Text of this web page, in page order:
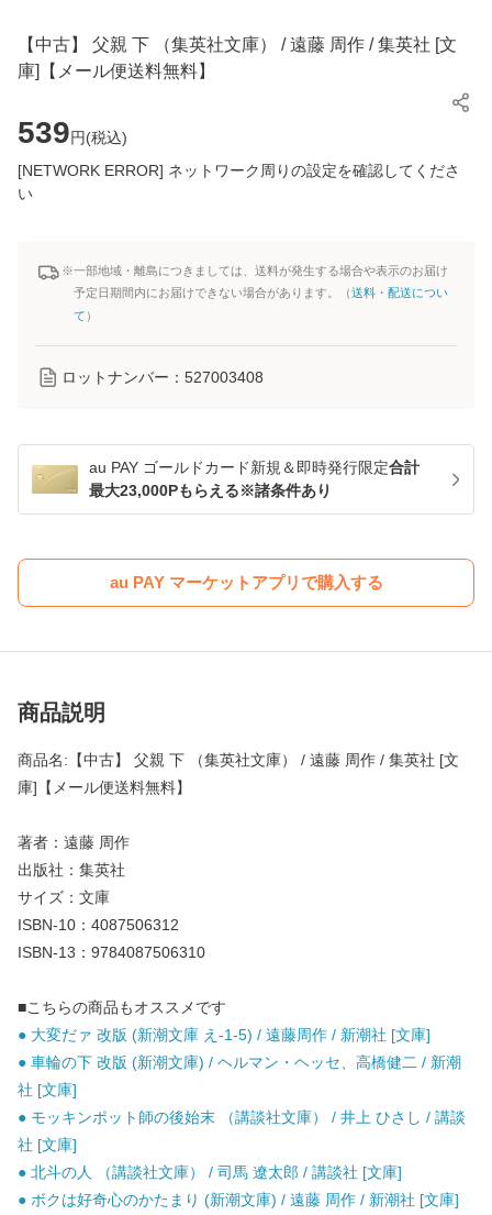
【中古】 父親 下 （集英社文庫） / 遠藤 周作 / 集英社 [文
庫]【メール便送料無料】
539円(税込)
[NETWORK ERROR] ネットワーク周りの設定を確認してくださ
い
※一部地域・離島につきましては、送料が発生する場合や表示のお届け
予定日期間内にお届けできない場合があります。（送料・配送につい
て ）
ロットナンバー： 527003408
au PAY ゴールドカード新規＆即時発行限定合計
最大23,000Pもらえる※諸条件あり
au PAY マーケットアプリで購入する
商品説明
商品名:【中古】 父親 下 （集英社文庫） / 遠藤 周作 / 集英社 [文
庫]【メール便送料無料】
著者：遠藤 周作
出版社：集英社
サイズ：文庫
ISBN-10：4087506312
ISBN-13：9784087506310
■こちらの商品もオススメです
● 大変だァ 改版 (新潮文庫 え-1-5) / 遠藤周作 / 新潮社 [文庫]
● 車輪の下 改版 (新潮文庫) / ヘルマン・ヘッセ、高橋健二 / 新潮
社 [文庫]
● モッキンポット師の後始末 （講談社文庫） / 井上 ひさし / 講談
社 [文庫]
● 北斗の人 （講談社文庫） / 司馬 遼太郎 / 講談社 [文庫]
● ボクは好奇心のかたまり (新潮文庫) / 遠藤 周作 / 新潮社 [文庫]